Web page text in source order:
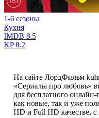
1-6 сезоны
Кухня
IMDB 8.5
KP8.2
На сайте ЛордФильм
«Сериалы про любовь»
для бесплатного
как новые, так и уже
HD и Full HD качестве, с